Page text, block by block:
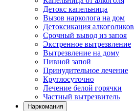
Детокс капельница
Вызов нарколога на дом
Детоксикация алкоголиков
Срочный вывод из запоя
Экстренное вытрезвление
Вытрезвление на дому
Пивной запой
Принудительное лечение
Круглосуточно
Лечение белой горячки
Частный вытрезвитель
Наркомания